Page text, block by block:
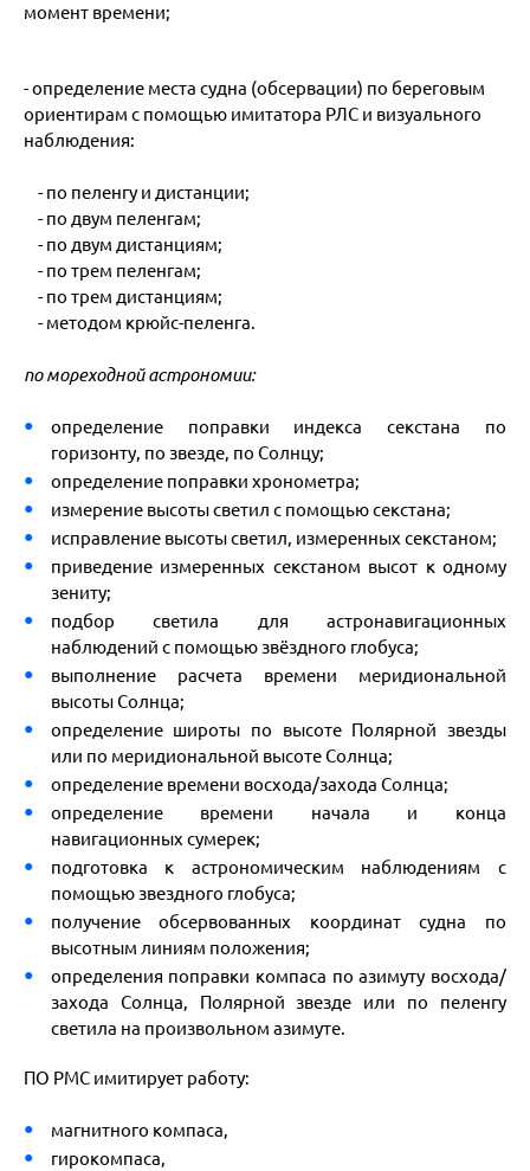
момент времени;
- определение места судна (обсервации) по береговым
ориентирам с помощью имитатора РЛС и визуального
наблюдения:
- по пеленгу и дистанции;
- по двум пеленгам;
- по двум дистанциям;
- по трем пеленгам;
- по трем дистанциям;
- методом крюйс-пеленга.
по мореходной астрономии:
определение поправки индекса секстана по
горизонту, по звезде, по Солнцу;
определение поправки хронометра;
измерение высоты светил с помощью секстана;
исправление высоты светил, измеренных секстаном;
приведение измеренных секстаном высот к одному
зениту;
подбор светила для астронавигационных
наблюдений с помощью звёздного глобуса;
выполнение расчета времени меридиональной
высоты Солнца;
определение широты по высоте Полярной звезды
или по меридиональной высоте Солнца;
определение времени восхода/захода Солнца;
определение времени начала и конца
навигационных сумерек;
подготовка к астрономическим наблюдениям с
помощью звездного глобуса;
получение обсервованных координат судна по
высотным линиям положения;
определения поправки компаса по азимуту восхода/
захода Солнца, Полярной звезде или по пеленгу
светила на произвольном азимуте.
ПО РМС имитирует работу:
магнитного компаса,
гирокомпаса,